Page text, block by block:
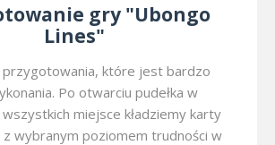
gry "Ubongo
Lines"
przygotowania, które jest bardzo
Po otwarciu pudełka w
miejsce kładziemy karty
wybranym poziomem trudności w